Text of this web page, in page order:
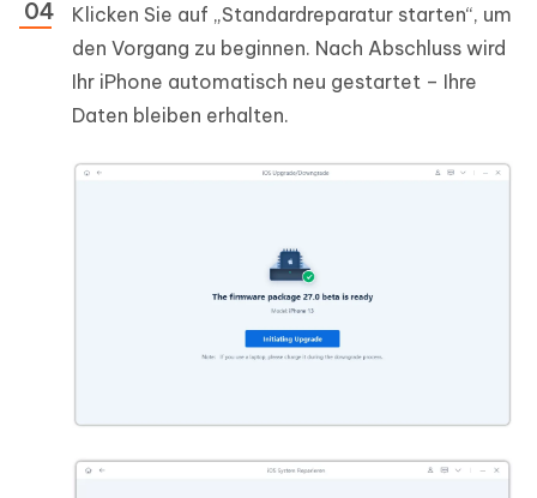
Klicken Sie auf „Standardreparatur starten“, um
den Vorgang zu beginnen. Nach Abschluss wird
Ihr iPhone automatisch neu gestartet – Ihre
Daten bleiben erhalten.